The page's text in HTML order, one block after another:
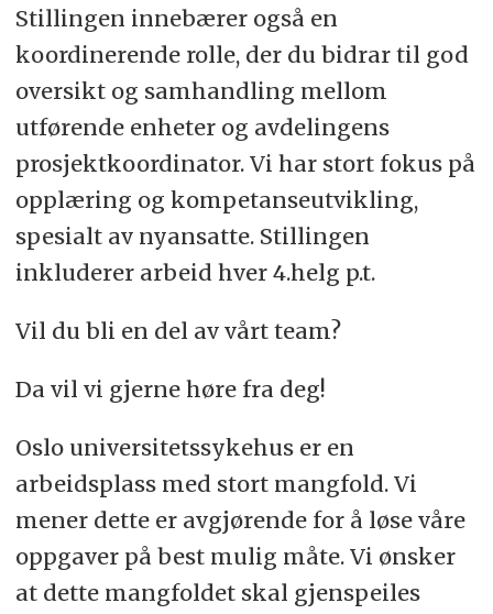
Stillingen innebærer også en
koordinerende rolle, der du bidrar til god
oversikt og samhandling mellom
utførende enheter og avdelingens
prosjektkoordinator. Vi har stort fokus på
opplæring og kompetanseutvikling,
spesialt av nyansatte. Stillingen
inkluderer arbeid hver 4.helg p.t.
Vil du bli en del av vårt team?
Da vil vi gjerne høre fra deg!
Oslo universitetssykehus er en
arbeidsplass med stort mangfold. Vi
mener dette er avgjørende for å løse våre
oppgaver på best mulig måte. Vi ønsker
at dette mangfoldet skal gjenspeiles